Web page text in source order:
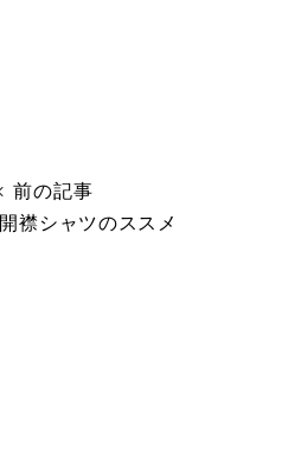
前の記事
開襟シャツのススメ